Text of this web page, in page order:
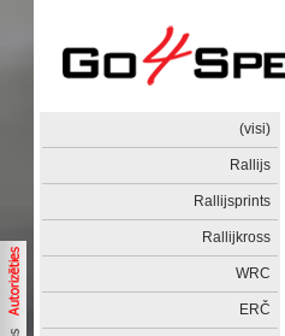
(visi)
Rallijs
Rallijsprints
Rallijkross
WRC
ERČ